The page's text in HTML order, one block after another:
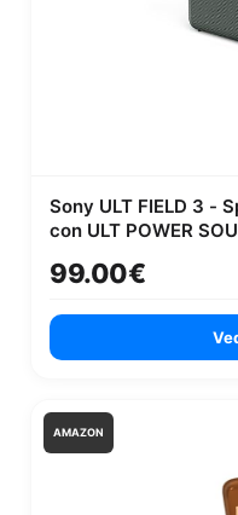
Sony ULT FIELD 3 -
con ULT POWER
99.00€
AMAZON